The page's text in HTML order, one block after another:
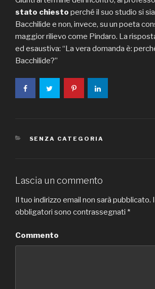
stato chiesto perché il suo studio si
Bacchilide e non, invece, su un poeta
maggior rilievo come Pindaro. La
ed esaustiva: “La vera domanda è:
Bacchilide?”
CATEGORIE
SENZA CATEGORIA
Lascia un commento
Il tuo indirizzo email non sarà pubblicato.
obbligatori sono contrassegnati *
Commento